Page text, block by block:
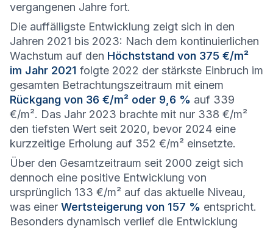
vergangenen Jahre fort.
Die auffälligste Entwicklung zeigt sich in den
Jahren 2021 bis 2023: Nach dem kontinuierlichen
Wachstum auf den Höchststand von 375 €/m²
im Jahr 2021 folgte 2022 der stärkste Einbruch im
gesamten Betrachtungszeitraum mit einem
Rückgang von 36 €/m² oder 9,6 % auf 339
€/m². Das Jahr 2023 brachte mit nur 338 €/m²
den tiefsten Wert seit 2020, bevor 2024 eine
kurzzeitige Erholung auf 352 €/m² einsetzte.
Über den Gesamtzeitraum seit 2000 zeigt sich
dennoch eine positive Entwicklung von
ursprünglich 133 €/m² auf das aktuelle Niveau,
was einer Wertsteigerung von 157 % entspricht.
Besonders dynamisch verlief die Entwicklung